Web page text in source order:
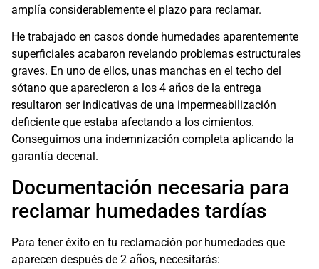
amplía considerablemente el plazo para reclamar.
He trabajado en casos donde humedades aparentemente
superficiales acabaron revelando problemas estructurales
graves. En uno de ellos, unas manchas en el techo del
sótano que aparecieron a los 4 años de la entrega
resultaron ser indicativas de una impermeabilización
deficiente que estaba afectando a los cimientos.
Conseguimos una indemnización completa aplicando la
garantía decenal.
Documentación necesaria para
reclamar humedades tardías
Para tener éxito en tu reclamación por humedades que
aparecen después de 2 años, necesitarás: